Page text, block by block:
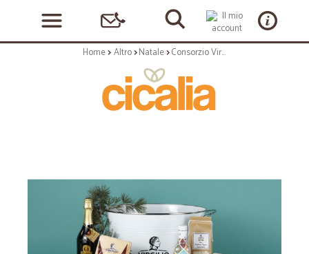
Home Altro Natale Consorzio Virgilio Strenna n.32